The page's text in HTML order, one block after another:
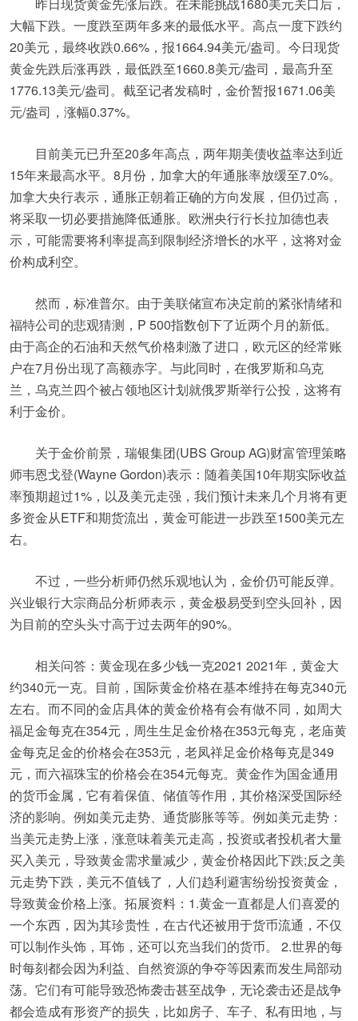
大幅下跌。一度跌至两年多来的最低水平。高点一度下跌约
20美元，最终收跌0.66%，报1664.94美元/盎司。今日现货
黄金先跌后涨再跌，最低跌至1660.8美元/盎司，最高升至
1776.13美元/盎司。截至记者发稿时，金价暂报1671.06美
元/盎司，涨幅0.37%。
目前美元已升至20多年高点，两年期美债收益率达到近
15年来最高水平。8月份，加拿大的年通胀率放缓至7.0%。
加拿大央行表示，通胀正朝着正确的方向发展，但仍过高，
将采取一切必要措施降低通胀。欧洲央行行长拉加德也表
示，可能需要将利率提高到限制经济增长的水平，这将对金
价构成利空。
然而，标准普尔。由于美联储宣布决定前的紧张情绪和
福特公司的悲观猜测，P 500指数创下了近两个月的新低。
由于高企的石油和天然气价格刺激了进口，欧元区的经常账
户在7月份出现了高额赤字。与此同时，在俄罗斯和乌克
兰，乌克兰四个被占领地区计划就俄罗斯举行公投，这将有
利于金价。
关于金价前景，瑞银集团(UBS Group AG)财富管理策略
师韦恩戈登(Wayne Gordon)表示：随着美国10年期实际收益
率预期超过1%，以及美元走强，我们预计未来几个月将有更
多资金从ETF和期货流出，黄金可能进一步跌至1500美元左
右。
不过，一些分析师仍然乐观地认为，金价仍可能反弹。
兴业银行大宗商品分析师表示，黄金极易受到空头回补，因
为目前的空头头寸高于过去两年的90%。
相关问答：黄金现在多少钱一克2021 2021年，黄金大
约340元一克。目前，国际黄金价格在基本维持在每克340元
左右。而不同的金店具体的黄金价格有会有做不同，如周大
福足金每克在354元，周生生足金价格在353元每克，老庙黄
金每克足金的价格会在353元，老凤祥足金价格每克是349
元，而六福珠宝的价格会在354元每克。黄金作为国金通用
的货币金属，它有着保值、储值等作用，其价格深受国际经
济的影响。例如美元走势、通货膨胀等等。例如美元走势：
当美元走势上涨，涨意味着美元走高，投资或者投机者大量
买入美元，导致黄金需求量减少，黄金价格因此下跌;反之美
元走势下跌，美元不值钱了，人们趋利避害纷纷投资黄金，
导致黄金价格上涨。拓展资料：1.黄金一直都是人们喜爱的
一个东西，因为其珍贵性，在古代还被用于货币流通，不仅
可以制作头饰，耳饰，还可以充当我们的货币。 2.世界的每
时每刻都会因为利益、自然资源的争夺等因素而发生局部动
荡。它们有可能导致恐怖袭击甚至战争，无论袭击还是战争
都会造成有形资产的损失，比如房子、车子、私有田地，与